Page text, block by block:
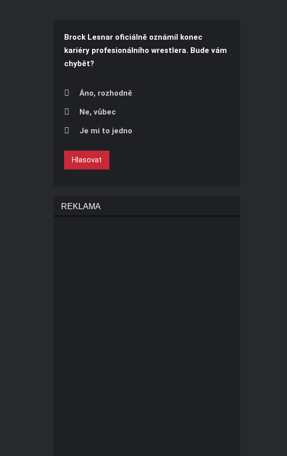
Brock Lesnar oficiálně oznámil konec
kariéry profesionálního wrestlera. Bude vám
chybět?
Áno, rozhodně
Ne, vůbec
Je mi to jedno
Hlasovat
REKLAMA